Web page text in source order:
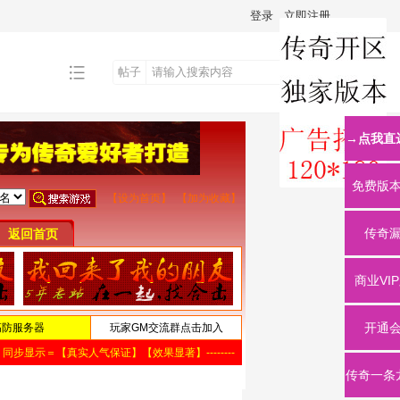
登录 立即注册
帖子
搜
索
→点我直
免费版
传奇
商业
开通
传奇一条